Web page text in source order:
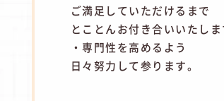
ご満足していただけるまで
とことんお付き合いいたしま
・専門性を高めるよう
日々努力して参ります。